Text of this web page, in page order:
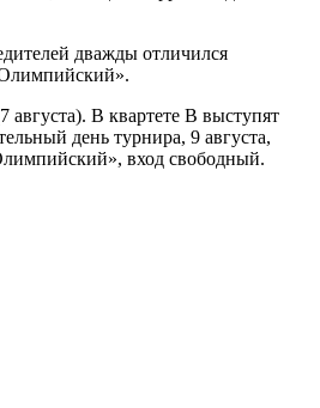
дважды отличился
В квартете В выступят
день турнира, 9 августа,
вход свободный.